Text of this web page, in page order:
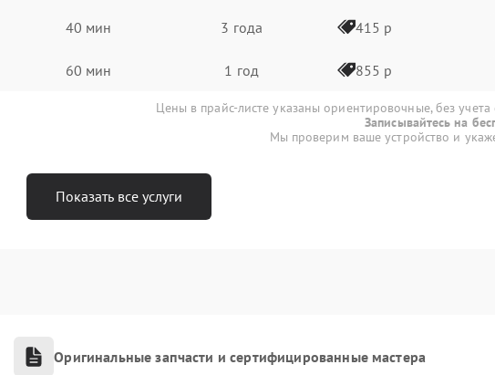
40 мин 3 года 415 р
60 мин 1 год 855 р
Цены в прайс-листе указаны ориентировочные, без учета
Записывайтесь на
Мы проверим ваше устройство и
Показать все услуги
Оригинальные запчасти и сертифицированные мастера